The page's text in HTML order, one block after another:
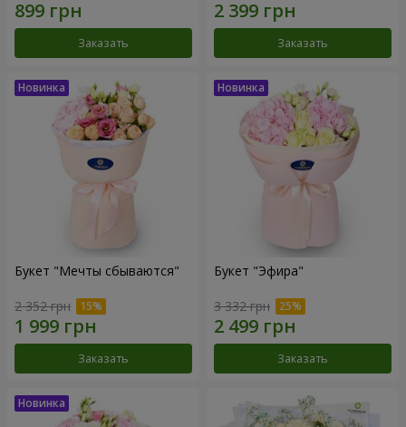
Заказать Заказать
Букет "Мечты сбываются"
2 352 грн
Заказать
Букет "Эфира"
3 332 грн
Заказать